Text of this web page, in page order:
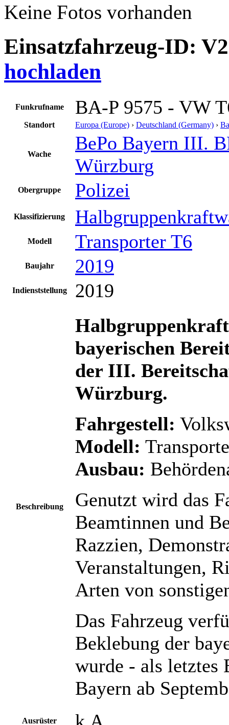
Keine Fotos vorhanden
Einsatzfahrzeug-ID:
hochladen
Funkrufname BA-P 9575 - VW
Standort Europa (Europe) › Deutschland (Germany) ›
Wache
BePo Bayern III.
Würzburg
Obergruppe Polizei
Klassifizierung
Modell Transporter T6
Baujahr 2019
Indienststellung 2019
Beschreibung
bayerischen
der III.
Würzburg.
Fahrgestell:
Modell:
Ausbau:
Genutzt wird das
Beamtinnen und
Razzien,
Veranstaltungen,
Arten von
Das Fahrzeug
Beklebung der
wurde - als letztes
Bayern ab
Ausrüster